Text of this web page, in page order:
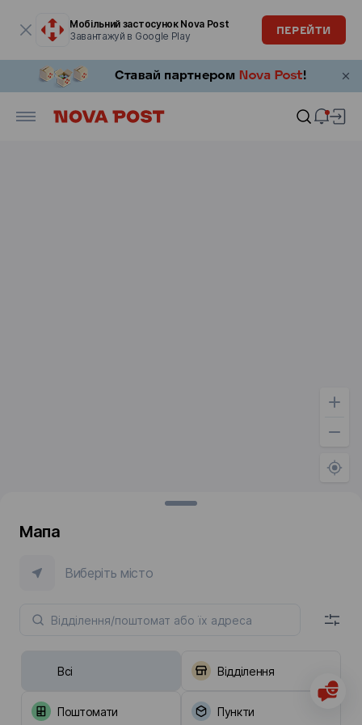
Мобільний застосунок Nova Post
Завантажуй в Google Play
ПЕРЕЙТИ
Мапа
Виберіть місто
Всі Відділення
Поштомати Пункти